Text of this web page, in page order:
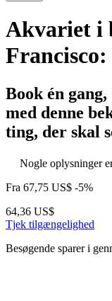
Akvariet i
Book én
med denne
ting, der skal
Nogle oplysninger
Fra 67,75 US$ -5%
64,36 US$
Tjek tilgængelighed
Besøgende sparer i